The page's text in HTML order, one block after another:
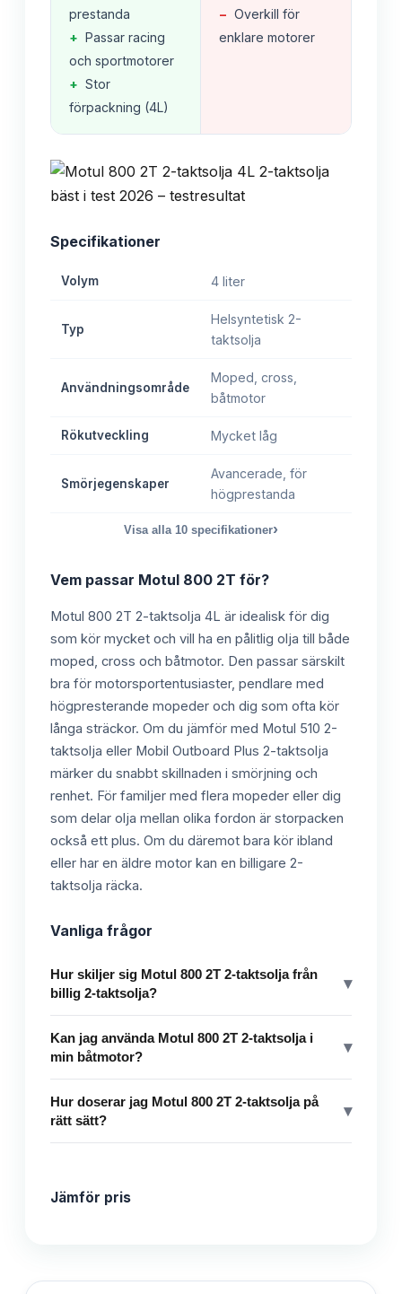
prestanda
+ Passar racing
och sportmotorer
+ Stor
förpackning (4L)
− Overkill för
enklare motorer
Specifikationer
Volym 4 liter
Typ
Helsyntetisk 2-
taktsolja
Användningsområde
Moped, cross,
båtmotor
Rökutveckling Mycket låg
Smörjegenskaper
Avancerade, för
högprestanda
Visa alla 10 specifikationer›
Vem passar Motul 800 2T för?
Motul 800 2T 2-taktsolja 4L är idealisk för dig
som kör mycket och vill ha en pålitlig olja till både
moped, cross och båtmotor. Den passar särskilt
bra för motorsportentusiaster, pendlare med
högpresterande mopeder och dig som ofta kör
långa sträckor. Om du jämför med Motul 510 2-
taktsolja eller Mobil Outboard Plus 2-taktsolja
märker du snabbt skillnaden i smörjning och
renhet. För familjer med flera mopeder eller dig
som delar olja mellan olika fordon är storpacken
också ett plus. Om du däremot bara kör ibland
eller har en äldre motor kan en billigare 2-
taktsolja räcka.
Vanliga frågor
Hur skiljer sig Motul 800 2T 2-taktsolja från
billig 2-taktsolja?
▾
Kan jag använda Motul 800 2T 2-taktsolja i
min båtmotor?
▾
Hur doserar jag Motul 800 2T 2-taktsolja på
rätt sätt?
▾
Jämför pris